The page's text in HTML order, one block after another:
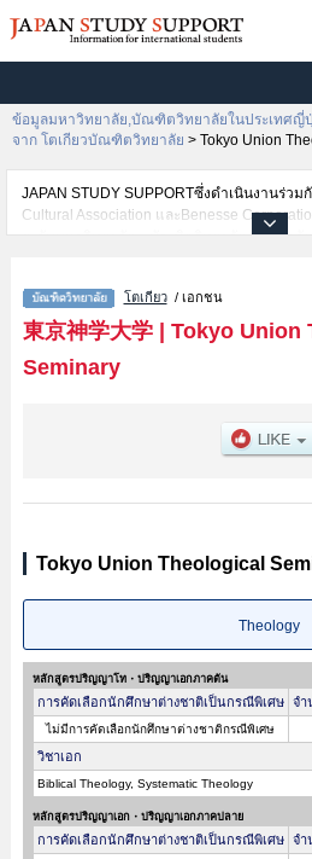
ข้อมูลมหาวิทยาลัย,บัณฑิตวิทยาลัยในประเทศญี่
จาก โตเกียวบัณฑิตวิทยาลัย > Tokyo Union
JAPAN STUDY SUPPORTซึ่งดำเนินงานร่วม
Cultural Association และBenesse
ระดับมหาวิทยาลัย・บัณฑิตวิทยาลัย・วิทยาลั
สำหรับนักศึกษาต่างชาติเช่นTheology เป็นต้น
การสอบคัดเลือกเข้าศึกษาเช่นจำนวนคนที่รับส
คัดเลือกเป็นต้น,แนะนำสถานที่,การเดินทางเป็
ค้นหาข้อมูลตามอัธยาศัย
โตเกียว/ เอกชน
東京神学大学| Tokyo Union
Seminary
Tokyo Union Theological
Theology
หลักสูตรปริญญาโท・ปริญญาเอกภาคต้น
การคัดเลือกนักศึกษาต่างชาติเป็นกรณีพิเศษ จำ
ไม่มีการคัดเลือกนักศึกษาต่างชาติกรณีพิเศษ
วิชาเอก
Biblical Theology, Systematic Theology
หลักสูตรปริญญาเอก・ปริญญาเอกภาคปลาย
การคัดเลือกนักศึกษาต่างชาติเป็นกรณีพิเศษ จำ